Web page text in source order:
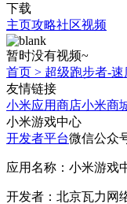
下载
主页攻略社区视频
暂时没有视频~
首页 > 超级跑步者-速
友情链接
小米应用商店小米商
小米游戏中心
开发者平台微信公众
应用名称：小米游戏
开发者：北京瓦力网